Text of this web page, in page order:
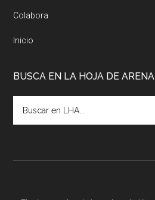
Colabora
Inicio
BUSCA EN LA HOJA DE ARENA